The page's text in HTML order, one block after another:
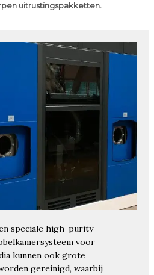
uitrustingspakketten.
speciale high-purity
voor
kunnen ook grote
gereinigd, waarbij